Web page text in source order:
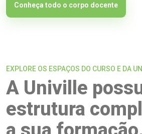
Conheça todo o corpo docente
EXPLORE OS ESPAÇOS DO CURSO E DA
A Univille
estrutura